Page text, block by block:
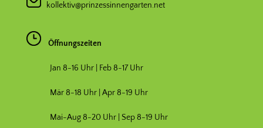
kollektiv@prinzessinnengarten.net
Öffnungszeiten
Jan 8-16 Uhr | Feb 8-17 Uhr
Mär 8-18 Uhr | Apr 8-19 Uhr
Mai-Aug 8-20 Uhr | Sep 8-19 Uhr